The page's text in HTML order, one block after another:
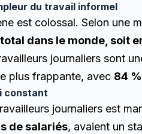
du travail informel
est colossal. Selon une
dans le monde, soit
journaliers sont
plus frappante, avec 84
constant
journaliers est
de salariés, avaient un